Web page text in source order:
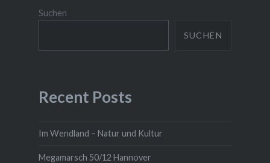
Suchen
SUCHEN
Recent Posts
Im Wendland – Natur und Kultur
Megamarsch 50/12 Hannover